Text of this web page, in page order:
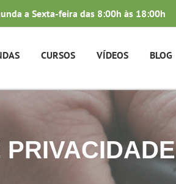
a Sexta-feira das 8:00h às 18:00h
CURSOS VÍDEOS BLOG